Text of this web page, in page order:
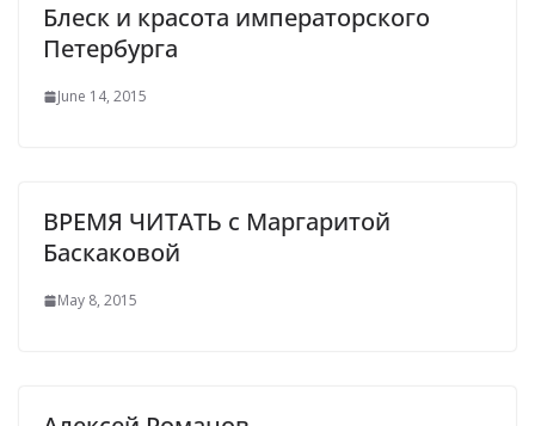
Блеск и красота императорского
Петербурга
June 14, 2015
ВРЕМЯ ЧИТАТЬ с Маргаритой
Баскаковой
May 8, 2015